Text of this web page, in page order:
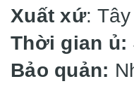
Xuất xứ:
Thời gian ủ:
Bảo quản: